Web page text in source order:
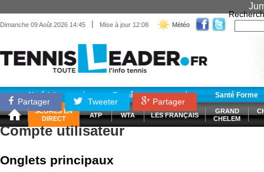
Dimanche 09 Août 2026 14:45 | Mise à jour 12:08 Météo
Matériel Entraînement Santé Forme
SCORES EN
DIRECT
ATP WTA LES FRANÇAIS
GRAND
CHELEM
Partager Tweeter Partager
Compte utilisateur
Onglets principaux